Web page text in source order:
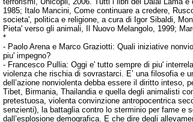
1985; Italo Mancini, Come continuare a credere,
societa', politica e religione, a cura di Igor Sibaldi,
Pieta' verso gli animali, Il Nuovo Melangolo, 1999;
*
- Paolo Arena e Marco Graziotti:Quali iniziative
piu' impegno?
- Francesco Pullia:Oggi e' tutto sempre di piu'
violenza che rischia di sovrastarci. E’ una filosofia e
dell’azione nonviolenta debba essere il diritto inteso,
Tibet, Birmania, Thailandia e quella degli animalisti
pretestuosa, violenta convinzione antropocentrica
senzienti), la battaglia contro lo sterminio per fame e
dall’esplosione demografica. E che dire degli